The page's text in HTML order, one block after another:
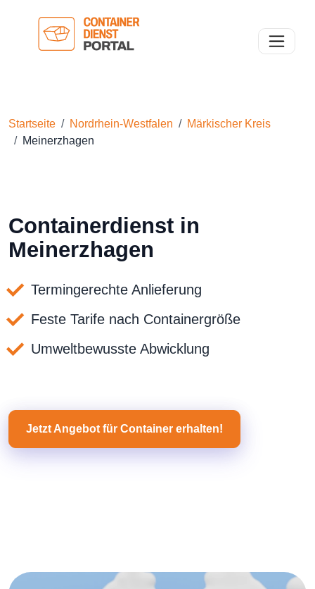
Toggle
Startseite Nordrhein-Westfalen
Märkischer Kreis
Meinerzhagen
Containerdienst in
Meinerzhagen
Termingerechte Anlieferung
Feste Tarife nach Containergröße
Umweltbewusste Abwicklung
Jetzt Angebot für Container erhalten!